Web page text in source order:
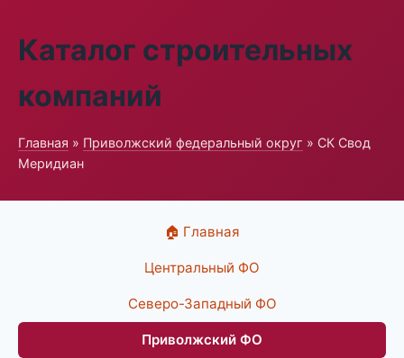
Каталог строительных
компаний
Главная » Приволжский федеральный округ » СК Свод
Меридиан
🏠 Главная
Центральный ФО
Северо-Западный ФО
Приволжский ФО